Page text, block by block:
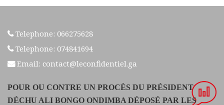
Telephone: 066275628
Telephone: 074841694
Email: contact@leconfidentiel.ga
POUR OU CONTRE UN PROCÈS DU PRÉSIDENT
DÉCHU ALI BONGO ONDIMBA DÉPOSÉ PAR LES